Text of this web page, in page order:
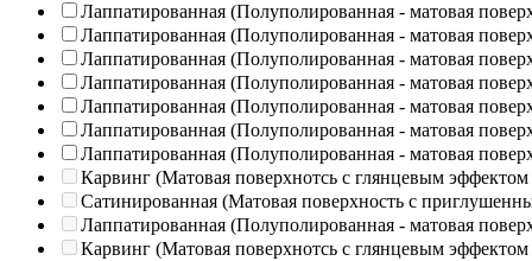
Лаппатированная (Полуполированная - матовая
Лаппатированная (Полуполированная - матовая
Лаппатированная (Полуполированная - матовая
Лаппатированная (Полуполированная - матовая
Лаппатированная (Полуполированная - матовая
Лаппатированная (Полуполированная - матовая
Лаппатированная (Полуполированная - матовая
Карвинг (Матовая поверхнотсь с глянцевым эффектом
Сатинированная (Матовая поверхность с
Лаппатированная (Полуполированная - матовая
Карвинг (Матовая поверхнотсь с глянцевым эффектом